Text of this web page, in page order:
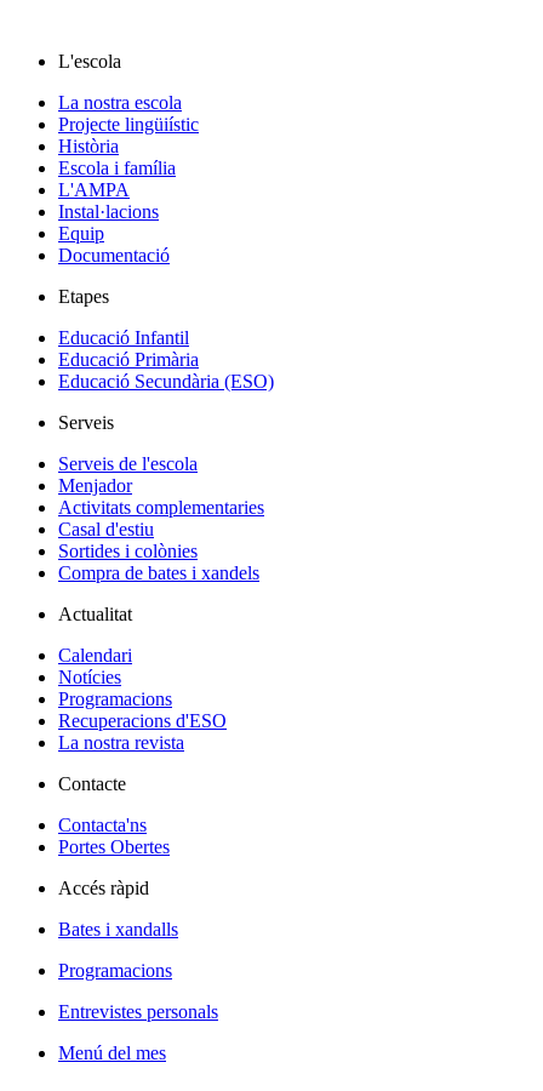
L'escola
La nostra escola
Projecte lingüiístic
Història
Escola i família
L'AMPA
Instal·lacions
Equip
Documentació
Etapes
Educació Infantil
Educació Primària
Educació Secundària (ESO)
Serveis
Serveis de l'escola
Menjador
Activitats complementaries
Casal d'estiu
Sortides i colònies
Compra de bates i xandels
Actualitat
Calendari
Notícies
Programacions
Recuperacions d'ESO
La nostra revista
Contacte
Contacta'ns
Portes Obertes
Accés ràpid
Bates i xandalls
Programacions
Entrevistes personals
Menú del mes